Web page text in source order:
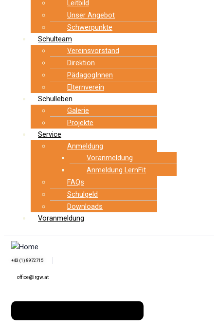
Leitbild
Unser Angebot
Schwerpunkte
Schulteam
Vereinsvorstand
Direktion
PädagogInnen
Elternverein
Schulleben
Galerie
Projekte
Service
Anmeldung
Voranmeldung
Anmeldung LernFit
FAQs
Schulgeld
Downloads
Voranmeldung
+43 (1) 8972715
office@irgw.at